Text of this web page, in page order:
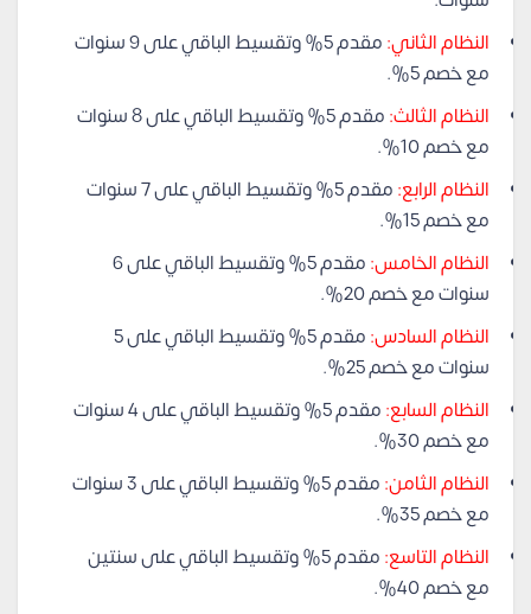
النظام الثاني:
مقدم 5% وتقسيط الباقي على 9 سنوات
مع خصم 5%.
النظام الثالث:
مقدم 5% وتقسيط الباقي على 8 سنوات
مع خصم 10%.
النظام الرابع:
مقدم 5% وتقسيط الباقي على 7 سنوات
مع خصم 15%.
النظام الخامس:
مقدم 5% وتقسيط الباقي على 6
سنوات مع خصم 20%.
النظام السادس:
مقدم 5% وتقسيط الباقي على 5
سنوات مع خصم 25%.
النظام السابع:
مقدم 5% وتقسيط الباقي على 4 سنوات
مع خصم 30%.
النظام الثامن:
مقدم 5% وتقسيط الباقي على 3 سنوات
مع خصم 35%.
النظام التاسع:
مقدم 5% وتقسيط الباقي على سنتين
مع خصم 40%.